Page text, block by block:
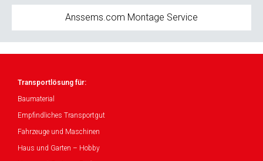
Anssems.com Montage Service
Transportlösung für:
Baumaterial
Empfindliches Transportgut
Fahrzeuge und Maschinen
Haus und Garten – Hobby